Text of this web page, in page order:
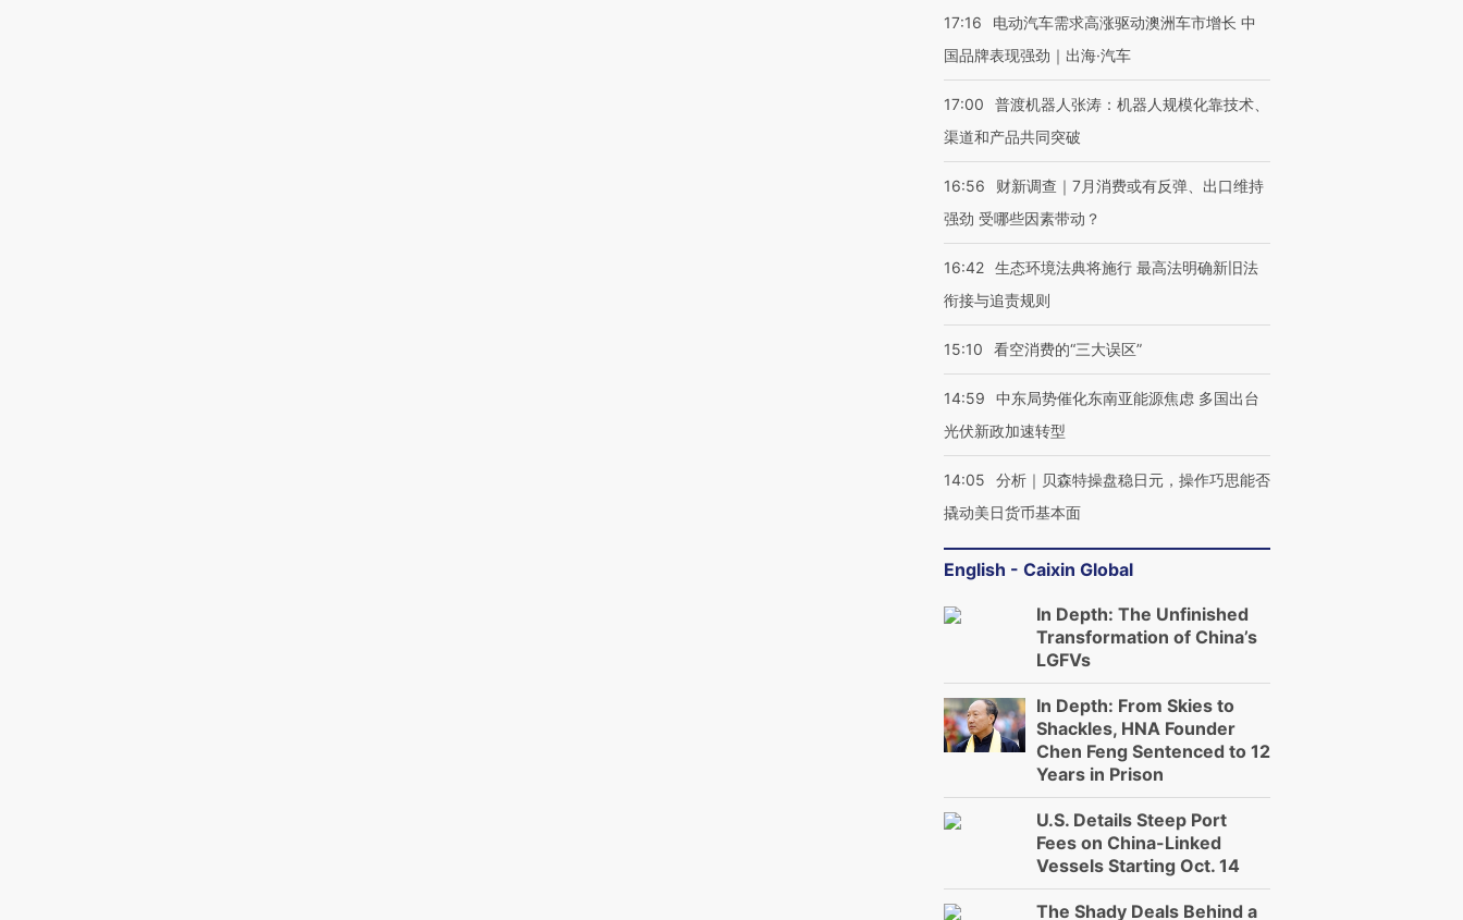
17:16
电动汽车需求高涨驱动澳洲车市增长 中
国品牌表现强劲｜出海·汽车
17:00
普渡机器人张涛：机器人规模化靠技术、
渠道和产品共同突破
16:56
财新调查｜7月消费或有反弹、出口维持
强劲 受哪些因素带动？
16:42 生态环境法典将施行 最高法明确新旧法
衔接与追责规则
15:10 看空消费的“三大误区”
14:59
中东局势催化东南亚能源焦虑 多国出台
光伏新政加速转型
14:05
分析｜贝森特操盘稳日元，操作巧思能否
撬动美日货币基本面
English - Caixin Global
In Depth: The Unfinished
Transformation of China’s
LGFVs
In Depth: From Skies to
Shackles, HNA Founder
Chen Feng Sentenced to 12
Years in Prison
U.S. Details Steep Port
Fees on China-Linked
Vessels Starting Oct. 14
The Shady Deals Behind a